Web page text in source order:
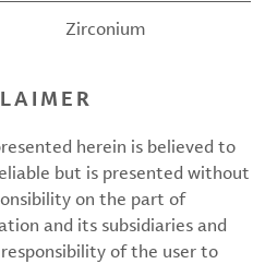
Zirconium
herein is believed to
but is presented without
on the part of
and its subsidiaries and
of the user to